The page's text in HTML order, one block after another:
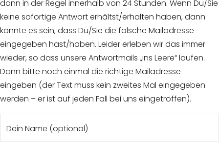
dann in der Regel innerhalb von 24 Stunden. Wenn Du/Sie
keine sofortige Antwort erhältst/erhalten haben, dann
könnte es sein, dass Du/Sie die falsche Mailadresse
eingegeben hast/haben. Leider erleben wir das immer
wieder, so dass unsere Antwortmails „ins Leere“ laufen.
Dann bitte noch einmal die richtige Mailadresse
eingeben (der Text muss kein zweites Mal eingegeben
werden – er ist auf jeden Fall bei uns eingetroffen).
Dein Name (optional)